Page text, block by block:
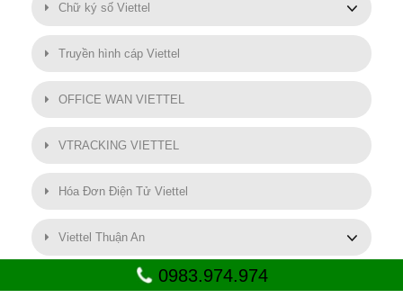
Chữ ký số Viettel
Truyền hình cáp Viettel
OFFICE WAN VIETTEL
VTRACKING VIETTEL
Hóa Đơn Điện Tử Viettel
Viettel Thuận An
Lắp mạng Viettel tại Thuận An - Bình Dương
0983.974.974